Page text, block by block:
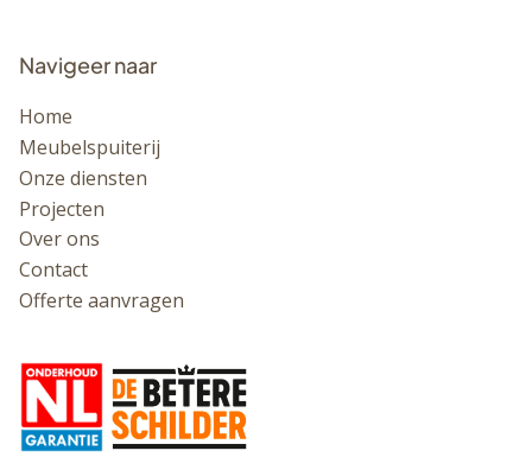
Navigeer naar
Home
Meubelspuiterij
Onze diensten
Projecten
Over ons
Contact
Offerte aanvragen